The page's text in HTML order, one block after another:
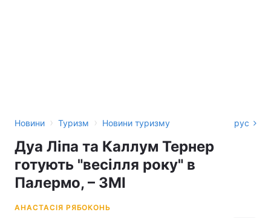
Новини › Туризм › Новини туризму рус
Дуа Ліпа та Каллум Тернер
готують "весілля року" в
Палермо, – ЗМІ
АНАСТАСІЯ РЯБОКОНЬ